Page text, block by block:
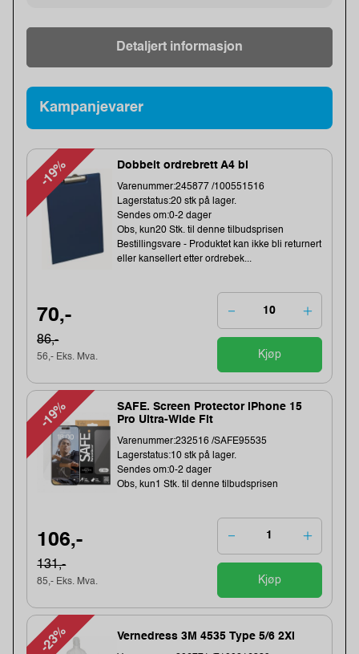
Detaljert informasjon
Kampanjevarer
-19% Dobbelt ordrebrett A4 bl
Varenummer:245877 /100551516
Lagerstatus:20 stk på lager.
Sendes om:0-2 dager
Obs, kun20 Stk. til denne tilbudsprisen
Bestillingsvare - Produktet kan ikke bli returnert
eller kansellert etter ordrebek...
70,-
86,-
56,- Eks. Mva. Kjøp
-19%
SAFE. Screen Protector iPhone 15
Pro Ultra-Wide Fit
Varenummer:232516 /SAFE95535
Lagerstatus:10 stk på lager.
Sendes om:0-2 dager
Obs, kun1 Stk. til denne tilbudsprisen
106,-
131,-
85,- Eks. Mva. Kjøp
-23% Vernedress 3M 4535 Type 5/6 2Xl